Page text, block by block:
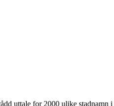
uttale for 2000 ulike stadnamn